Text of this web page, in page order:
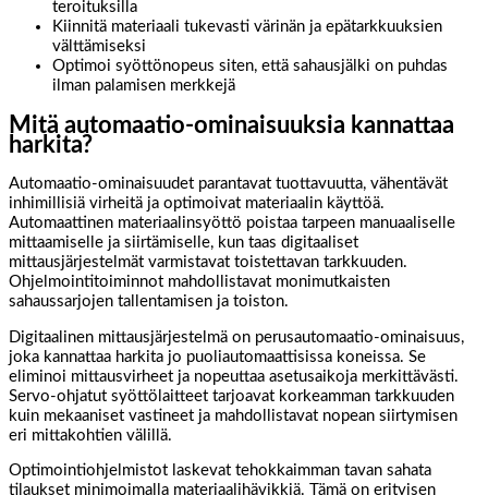
teroituksilla
Kiinnitä materiaali tukevasti värinän ja epätarkkuuksien
välttämiseksi
Optimoi syöttönopeus siten, että sahausjälki on puhdas
ilman palamisen merkkejä
Mitä automaatio-ominaisuuksia kannattaa
harkita?
Automaatio-ominaisuudet parantavat tuottavuutta, vähentävät
inhimillisiä virheitä ja optimoivat materiaalin käyttöä.
Automaattinen materiaalinsyöttö poistaa tarpeen manuaaliselle
mittaamiselle ja siirtämiselle, kun taas digitaaliset
mittausjärjestelmät varmistavat toistettavan tarkkuuden.
Ohjelmointitoiminnot mahdollistavat monimutkaisten
sahaussarjojen tallentamisen ja toiston.
Digitaalinen mittausjärjestelmä on perusautomaatio-ominaisuus,
joka kannattaa harkita jo puoliautomaattisissa koneissa. Se
eliminoi mittausvirheet ja nopeuttaa asetusaikoja merkittävästi.
Servo-ohjatut syöttölaitteet tarjoavat korkeamman tarkkuuden
kuin mekaaniset vastineet ja mahdollistavat nopean siirtymisen
eri mittakohtien välillä.
Optimointiohjelmistot laskevat tehokkaimman tavan sahata
tilaukset minimoimalla materiaalihävikkiä. Tämä on erityisen